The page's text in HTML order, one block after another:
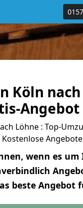
Köln
Angebot
Löhne : Top-
Kostenlose
wenn es
beste Angebot